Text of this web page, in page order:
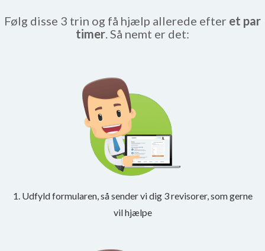
Følg disse 3 trin og få hjælp allerede efter et par
timer. Så nemt er det:
1. Udfyld formularen, så sender vi dig 3 revisorer, som gerne
vil hjælpe